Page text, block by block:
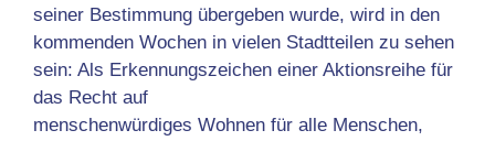
seiner Bestimmung übergeben wurde, wird in den
kommenden Wochen in vielen Stadtteilen zu sehen
sein: Als Erkennungszeichen einer Aktionsreihe für
das Recht auf
menschenwürdiges Wohnen für alle Menschen,